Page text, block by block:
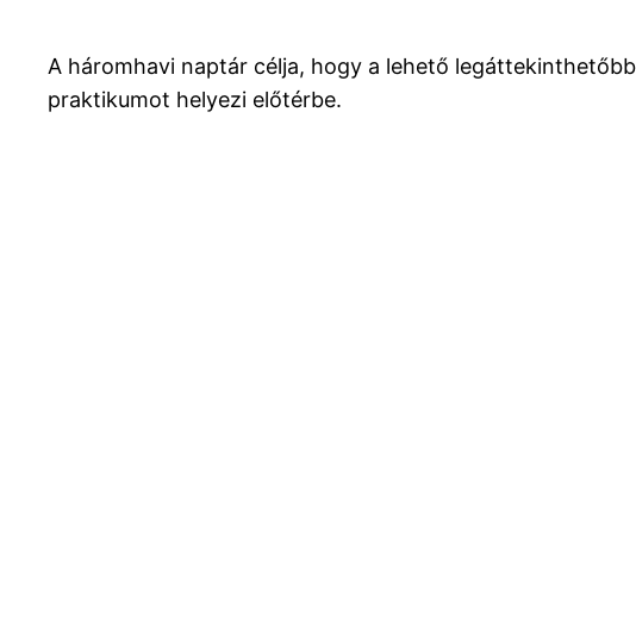
A háromhavi naptár célja, hogy a lehető
praktikumot helyezi előtérbe.